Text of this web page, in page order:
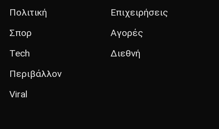
Πολιτική
Σπορ
Tech
Περιβάλλον
Viral
Επιχειρήσεις
Αγορές
Διεθνή